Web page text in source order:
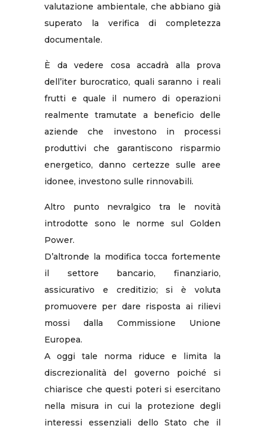
valutazione ambientale, che abbiano già
superato la verifica di completezza
documentale.
È da vedere cosa accadrà alla prova
dell’iter burocratico, quali saranno i reali
frutti e quale il numero di operazioni
realmente tramutate a beneficio delle
aziende che investono in processi
produttivi che garantiscono risparmio
energetico, danno certezze sulle aree
idonee, investono sulle rinnovabili.
Altro punto nevralgico tra le novità
introdotte sono le norme sul Golden
Power.
D’altronde la modifica tocca fortemente
il settore bancario, finanziario,
assicurativo e creditizio; si è voluta
promuovere per dare risposta ai rilievi
mossi dalla Commissione Unione
Europea.
A oggi tale norma riduce e limita la
discrezionalità del governo poiché si
chiarisce che questi poteri si esercitano
nella misura in cui la protezione degli
interessi essenziali dello Stato che il